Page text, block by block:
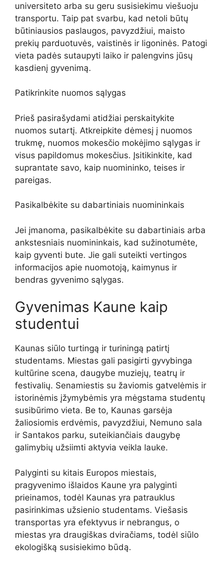
universiteto arba su geru susisiekimu viešuoju
transportu. Taip pat svarbu, kad netoli būtų
būtiniausios paslaugos, pavyzdžiui, maisto
prekių parduotuvės, vaistinės ir ligoninės. Patogi
vieta padės sutaupyti laiko ir palengvins jūsų
kasdienį gyvenimą.
Patikrinkite nuomos sąlygas
Prieš pasirašydami atidžiai perskaitykite
nuomos sutartį. Atkreipkite dėmesį į nuomos
trukmę, nuomos mokesčio mokėjimo sąlygas ir
visus papildomus mokesčius. Įsitikinkite, kad
suprantate savo, kaip nuomininko, teises ir
pareigas.
Pasikalbėkite su dabartiniais nuomininkais
Jei įmanoma, pasikalbėkite su dabartiniais arba
ankstesniais nuomininkais, kad sužinotumėte,
kaip gyventi bute. Jie gali suteikti vertingos
informacijos apie nuomotoją, kaimynus ir
bendras gyvenimo sąlygas.
Gyvenimas Kaune kaip
studentui
Kaunas siūlo turtingą ir turiningą patirtį
studentams. Miestas gali pasigirti gyvybinga
kultūrine scena, daugybe muziejų, teatrų ir
festivalių. Senamiestis su žaviomis gatvelėmis ir
istorinėmis įžymybėmis yra mėgstama studentų
susibūrimo vieta. Be to, Kaunas garsėja
žaliosiomis erdvėmis, pavyzdžiui, Nemuno sala
ir Santakos parku, suteikiančiais daugybę
galimybių užsiimti aktyvia veikla lauke.
Palyginti su kitais Europos miestais,
pragyvenimo išlaidos Kaune yra palyginti
prieinamos, todėl Kaunas yra patrauklus
pasirinkimas užsienio studentams. Viešasis
transportas yra efektyvus ir nebrangus, o
miestas yra draugiškas dviračiams, todėl siūlo
ekologišką susisiekimo būdą.